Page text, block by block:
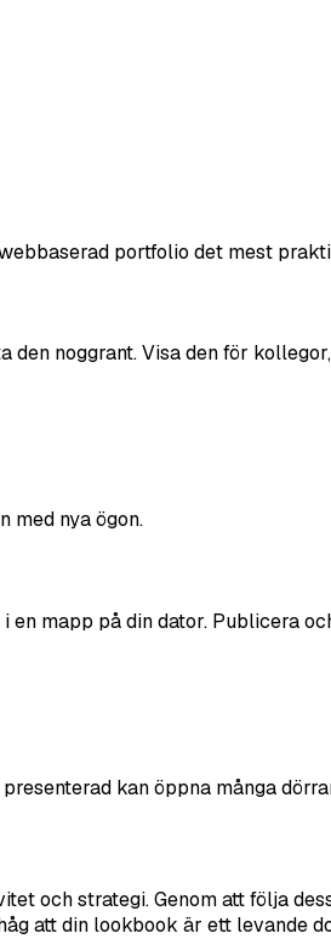
portfolio det mest
noggrant. Visa den för
med nya ögon.
mapp på din dator. Publicera
kan öppna många
och strategi. Genom att följa
att din lookbook är ett levande